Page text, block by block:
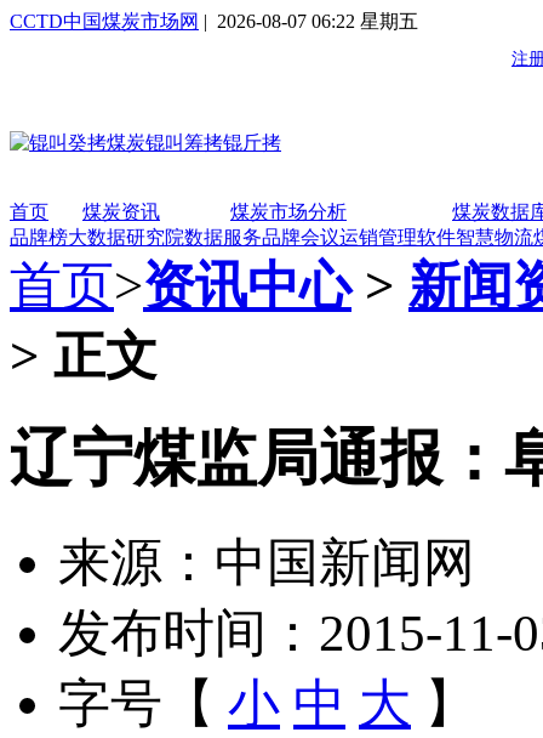
CCTD中国煤炭市场网 | 2026-08-07 06:22 星期五
首页 煤炭资讯 煤炭市场分析
煤炭数据
品牌榜大数据研究院数据服务品牌会议运销管理软件智慧物流
首页>资讯中心> 新闻
> 正文
辽宁煤监局通报：
来源：中国新闻网
发布时间：2015-11-
字号【 小 中 大 】